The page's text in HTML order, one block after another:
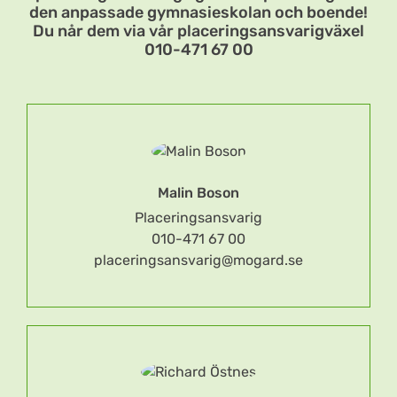
den anpassade gymnasieskolan och boende!
Du når dem via vår placeringsansvarigväxel
010-471 67 00
Malin Boson
Placeringsansvarig
010-471 67 00
placeringsansvarig@mogard.se